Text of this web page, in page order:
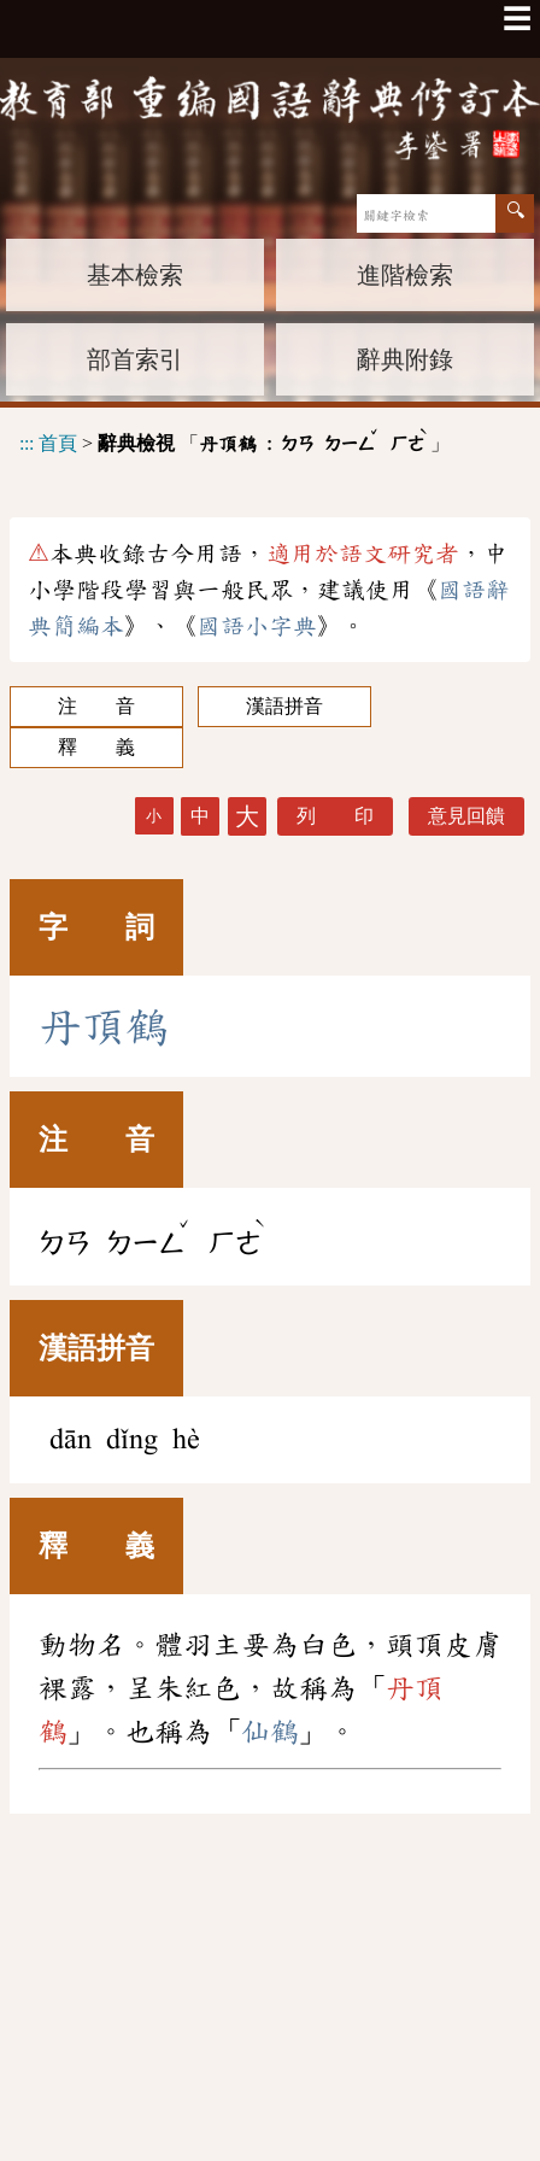
☰
基本檢索 進階檢索
部首索引 辭典附錄
::: 首頁 > 辭典檢視「 丹頂鶴 : ㄉㄢ ㄉㄧㄥ
ˇ
ㄏㄜ
ˋ
」
⚠本典收錄古今用語， 適用於語文研究者 ，中
小學階段學習與一般民眾，建議使用《 國語辭
典簡編本》、《 國語小字典》。
注 音
漢語拼音
釋 義
小 中 大 列 印 意見回饋
字 詞
丹頂鶴
注 音
ㄉㄢ ㄉㄧㄥ
ˇ
ㄏㄜ
ˋ
漢語拼音
dān dǐng hè
釋 義
動物名。體羽主要為白色，頭頂皮膚
裸露，呈朱紅色，故稱為「 丹頂
鶴 」。也稱為「 仙鶴 」。